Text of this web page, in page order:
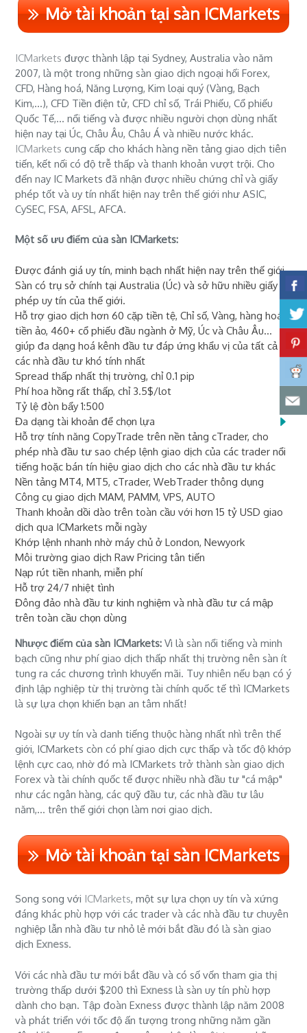
Mở tài khoản tại sàn ICMarkets
ICMarkets được thành lập tại Sydney, Australia vào năm
2007, là một trong những sàn giao dịch ngoại hối Forex,
CFD, Hàng hoá, Năng Lượng, Kim loại quý (Vàng, Bạch
Kim,...), CFD Tiền điện tử, CFD chỉ số, Trái Phiếu, Cổ phiếu
Quốc Tế,... nổi tiếng và được nhiều người chọn dùng nhất
hiện nay tại Úc, Châu Âu, Châu Á và nhiều nước khác.
ICMarkets cung cấp cho khách hàng nền tảng giao dịch tiên
tiến, kết nối có độ trễ thấp và thanh khoản vượt trội. Cho
đến nay IC Markets đã nhận được nhiều chứng chỉ và giấy
phép tốt và uy tín nhất hiện nay trên thế giới như ASIC,
CySEC, FSA, AFSL, AFCA.
Một số ưu điểm của sàn ICMarkets:
Được đánh giá uy tín, minh bạch nhất hiện nay trên thế giới
Sàn có trụ sở chính tại Australia (Úc) và sở hữu nhiều giấy
phép uy tín của thế giới.
Hỗ trợ giao dịch hơn 60 cặp tiền tệ, Chỉ số, Vàng, hàng hoá,
tiền ảo, 460+ cổ phiếu đầu ngành ở Mỹ, Úc và Châu Âu...
giúp đa dạng hoá kênh đầu tư đáp ứng khẩu vị của tất cả
các nhà đầu tư khó tính nhất
Spread thấp nhất thị trường, chỉ 0.1 pip
Phí hoa hồng rất thấp, chỉ 3.5$/lot
Tỷ lệ đòn bẩy 1:500
Đa dạng tài khoản để chọn lựa
Hỗ trợ tính năng CopyTrade trên nền tảng cTrader, cho
phép nhà đầu tư sao chép lệnh giao dịch của các trader nổi
tiếng hoặc bán tín hiệu giao dịch cho các nhà đầu tư khác
Nền tảng MT4, MT5, cTrader, WebTrader thông dụng
Công cụ giao dịch MAM, PAMM, VPS, AUTO
Thanh khoản dồi dào trên toàn cầu với hơn 15 tỷ USD giao
dịch qua ICMarkets mỗi ngày
Khớp lệnh nhanh nhờ máy chủ ở London, Newyork
Môi trường giao dịch Raw Pricing tân tiến
Nạp rút tiền nhanh, miễn phí
Hỗ trợ 24/7 nhiệt tình
Đông đảo nhà đầu tư kinh nghiệm và nhà đầu tư cá mập
trên toàn cầu chọn dùng
Nhược điểm của sàn ICMarkets: Vì là sàn nổi tiếng và minh
bạch cũng như phí giao dịch thấp nhất thị trường nên sàn ít
tung ra các chương trình khuyến mãi. Tuy nhiên nếu bạn có ý
định lập nghiệp từ thị trường tài chính quốc tế thì ICMarkets
là sự lựa chọn khiến bạn an tâm nhất!
Ngoài sự uy tín và danh tiếng thuộc hàng nhất nhì trên thế
giới, ICMarkets còn có phí giao dịch cực thấp và tốc độ khớp
lệnh cực cao, nhờ đó mà ICMarkets trở thành sàn giao dịch
Forex và tài chính quốc tế được nhiều nhà đầu tư "cá mập"
như các ngân hàng, các quỹ đầu tư, các nhà đầu tư lâu
năm,... trên thế giới chọn làm nơi giao dịch.
Mở tài khoản tại sàn ICMarkets
Song song với ICMarkets, một sự lựa chọn uy tín và xứng
đáng khác phù hợp với các trader và các nhà đầu tư chuyên
nghiệp lẫn nhà đầu tư nhỏ lẻ mới bắt đầu đó là sàn giao
dịch Exness.
Với các nhà đầu tư mới bắt đầu và có số vốn tham gia thị
trường thấp dưới $200 thìExness là sàn uy tín phù hợp
dành cho bạn. Tập đoàn Exness được thành lập năm 2008
và phát triển với tốc độ ấn tượng trong những năm gần